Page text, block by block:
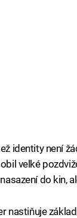
identity není
velké
do kin,
nastiňuje